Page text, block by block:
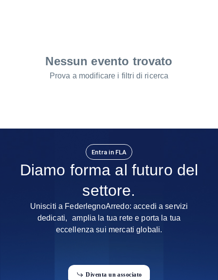
Nessun evento trovato
Prova a modificare i filtri di ricerca
Entra in FLA
Diamo forma al futuro del
settore.
Unisciti a FederlegnoArredo: accedi a servizi
dedicati, amplia la tua rete e porta la tua
eccellenza sui mercati globali.
Diventa un associato